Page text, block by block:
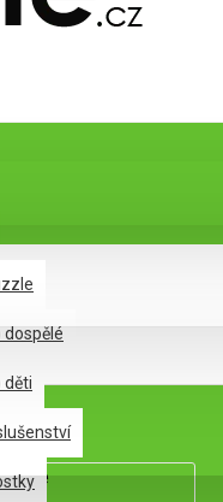
dospělé
děti